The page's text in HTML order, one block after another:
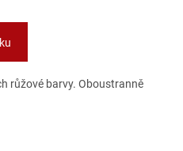
růžové barvy. Oboustranně